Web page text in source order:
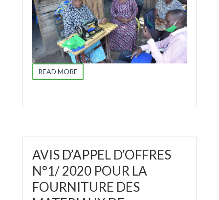
READ MORE
AVIS D’APPEL D’OFFRES
N°1/ 2020 POUR LA
FOURNITURE DES